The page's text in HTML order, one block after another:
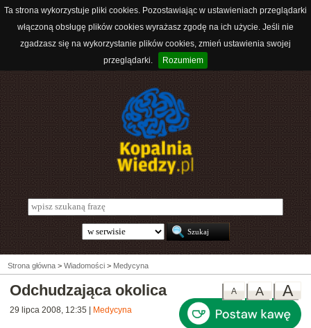
Ta strona wykorzystuje pliki cookies. Pozostawiając w ustawieniach przeglądarki
włączoną obsługę plików cookies wyrażasz zgodę na ich użycie. Jeśli nie
zgadzasz się na wykorzystanie plików cookies, zmień ustawienia swojej
przeglądarki.
Rozumiem
Strona główna > Wiadomości > Medycyna
A
A
A
Odchudzająca okolica
29 lipca 2008, 12:35 Medycyna